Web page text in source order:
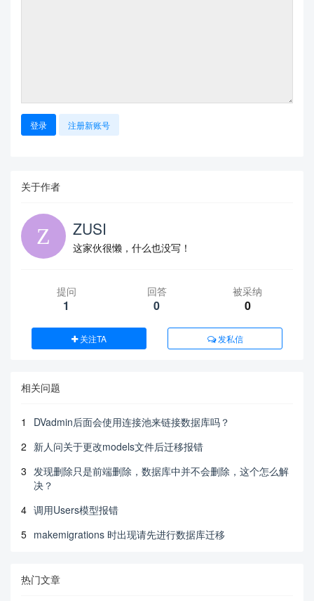
登录 注册新账号
关于作者
ZUSI
这家伙很懒，什么也没写！
提问
1
回答
0
被采纳
0
关注TA 发私信
相关问题
1
DVadmin后面会使用连接池来链接数据库吗？
2 新人问关于更改models文件后迁移报错
3 发现删除只是前端删除，数据库中并不会删除，这个怎么解
决？
4 调用Users模型报错
5 makemigrations 时出现请先进行数据库迁移
热门文章